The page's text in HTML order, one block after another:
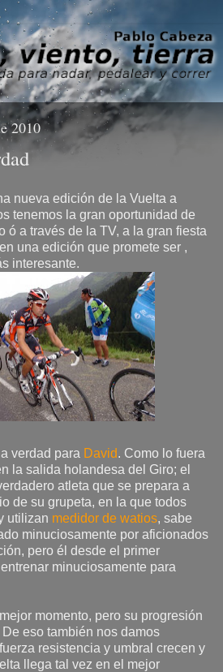
2010
nueva edición de la Vuelta a
tenemos la gran oportunidad de
ó a través de la TV, a la gran fiesta
una edición que promete ser ,
interesante.
verdad para David. Como lo fuera
la salida holandesa del Giro; el
atleta que se prepara a
de su grupeta, en la que todos
utilizan medidor de watios, sabe
minuciosamente por aficionados
pero él desde el primer
minuciosamente para
momento, pero su progresión
eso también nos damos
resistencia y umbral crecen y
llega tal vez en el mejor